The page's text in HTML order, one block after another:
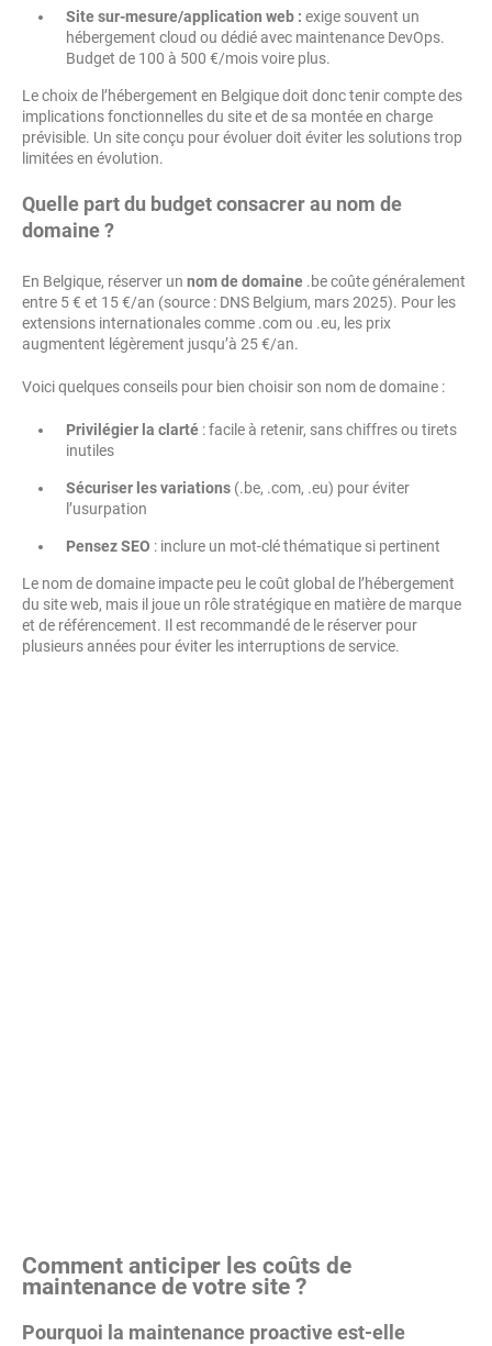
Site sur-mesure/application web : exige souvent un
hébergement cloud ou dédié avec maintenance DevOps.
Budget de 100 à 500 €/mois voire plus.
Le choix de l’hébergement en Belgique doit donc tenir compte des
implications fonctionnelles du site et de sa montée en charge
prévisible. Un site conçu pour évoluer doit éviter les solutions trop
limitées en évolution.
Quelle part du budget consacrer au nom de
domaine ?
En Belgique, réserver un nom de domaine .be coûte généralement
entre 5 € et 15 €/an (source : DNS Belgium, mars 2025). Pour les
extensions internationales comme .com ou .eu, les prix
augmentent légèrement jusqu’à 25 €/an.
Voici quelques conseils pour bien choisir son nom de domaine :
Privilégier la clarté : facile à retenir, sans chiffres ou tirets
inutiles
Sécuriser les variations (.be, .com, .eu) pour éviter
l’usurpation
Pensez SEO : inclure un mot-clé thématique si pertinent
Le nom de domaine impacte peu le coût global de l’hébergement
du site web, mais il joue un rôle stratégique en matière de marque
et de référencement. Il est recommandé de le réserver pour
plusieurs années pour éviter les interruptions de service.
Comment anticiper les coûts de
maintenance de votre site ?
Pourquoi la maintenance proactive est-elle